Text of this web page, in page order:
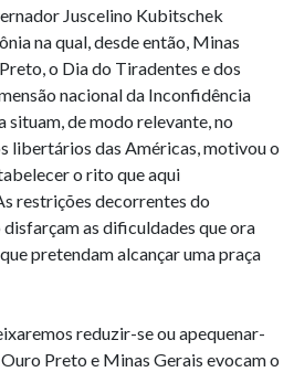
Juscelino Kubitschek
na qual, desde então, Minas
o Dia do Tiradentes e dos
nacional da Inconfidência
situam, de modo relevante, no
libertários das Américas, motivou o
o rito que aqui
restrições decorrentes do
as dificuldades que ora
pretendam alcançar uma praça
reduzir-se ou apequenar-
Preto e Minas Gerais evocam o